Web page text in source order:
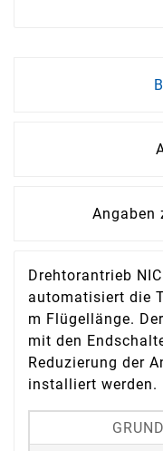
Angaben
Drehtorantrieb
automatisiert die
m Flügellänge.
mit den
Reduzierung der
installiert werden.